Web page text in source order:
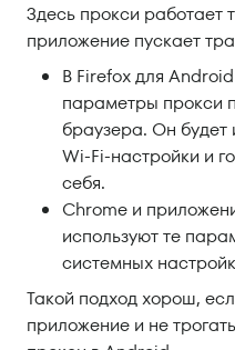
Здесь прокси работает
приложение пускает
В Firefox для
параметры прокси
браузера. Он будет
Wi-Fi-настройки и
себя.
Chrome и
используют те
системных
Такой подход хорош,
приложение и не